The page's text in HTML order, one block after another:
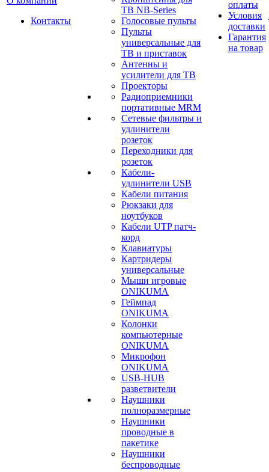
Контакты
ТВ NB-Series
Голосовые пульты
Пульты
универсальные для
ТВ и приставок
Антенны и
усилители для ТВ
Проекторы
Радиоприемники
портативные MRM
Сетевые фильтры и
удлинители
розеток
Переходники для
розеток
Кабели-
удлинители USB
Кабели питания
Рюкзаки для
ноутбуков
Кабели UTP патч-
корд
Клавиатуры
Картридеры
универсальные
Мыши игровые
ONIKUMA
Геймпад
ONIKUMA
Колонки
компьютерные
ONIKUMA
Микрофон
ONIKUMA
USB-HUB
разветвители
Наушники
полноразмерные
Наушники
проводные в
пакетике
Наушники
беспроводные
оплаты
Условия
доставки
Гарантия
на товар